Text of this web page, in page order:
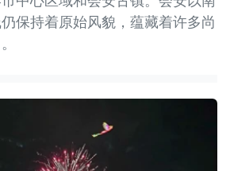
保持着原始风貌，蕴藏着许多尚